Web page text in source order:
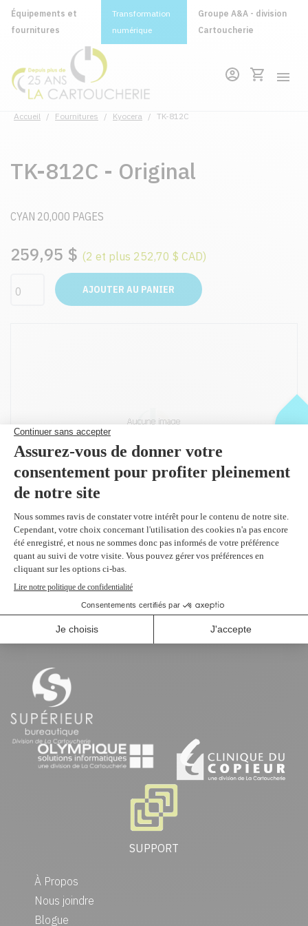
Équipements et
fournitures
Transformation
numérique
Groupe A&A - division
Cartoucherie
Accueil / Fournitures / Kyocera / TK-812C
TK-812C - Original
CYAN 20,000 PAGES
259,95 $ (2 et plus 252,70 $ CAD)
AJOUTER AU PANIER
Peut être utilisé dans :
Kyocera FS-C8026N
SUPPORT
À Propos
Nous joindre
Blogue